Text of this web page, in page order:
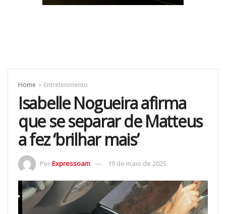
Home Entretenimento
Isabelle Nogueira afirma
que se separar de Matteus
a fez ‘brilhar mais’
PorExpressoam 19 de maio de 2025